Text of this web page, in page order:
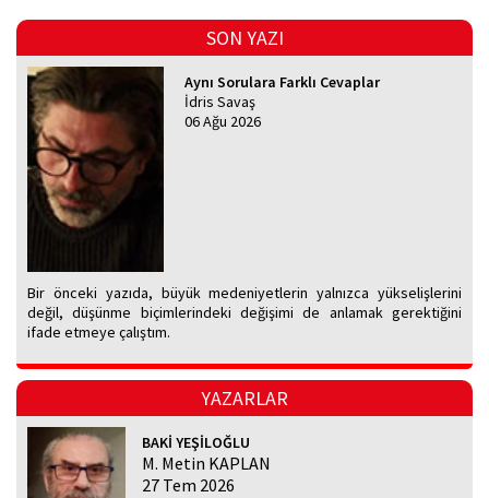
SON YAZI
Aynı Sorulara Farklı Cevaplar
İdris Savaş
06 Ağu 2026
Bir önceki yazıda, büyük medeniyetlerin yalnızca yükselişlerini
değil, düşünme biçimlerindeki değişimi de anlamak gerektiğini
ifade etmeye çalıştım.
YAZARLAR
BAKİ YEŞİLOĞLU
M. Metin KAPLAN
27 Tem 2026